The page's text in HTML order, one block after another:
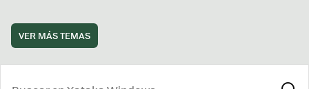
VER MÁS TEMAS